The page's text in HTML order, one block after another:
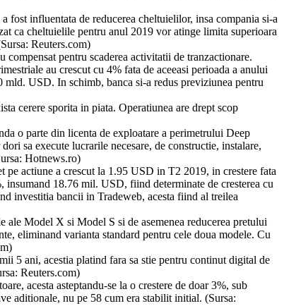
influentata de reducerea cheltuielilor, insa compania si-a
ca cheltuielile pentru anul 2019 vor atinge limita superioara
Reuters.com)
pentru scaderea activitatii de tranzactionare.
au crescut cu 4% fata de aceeasi perioada a anului
USD. In schimb, banca si-a redus previziunea pentru
cerere sporita in piata. Operatiunea are drept scop
o parte din licenta de exploatare a perimetrului Deep
sa execute lucrarile necesare, de constructie, instalare,
Hotnews.ro)
actiune a crescut la 1.95 USD in T2 2019, in crestere fata
insumand 18.76 mil. USD, fiind determinate de cresterea cu
investitia bancii in Tradeweb, acesta fiind al treilea
ale Model X si Model S si de asemenea reducerea pretului
eliminand varianta standard pentru cele doua modele. Cu
5 ani, acestia platind fara sa stie pentru continut digital de
Reuters.com)
acesta asteptandu-se la o crestere de doar 3%, sub
aditionale, nu pe 58 cum era stabilit initial. (Sursa: